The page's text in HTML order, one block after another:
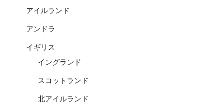
アイルランド
アンドラ
イギリス
イングランド
スコットランド
北アイルランド